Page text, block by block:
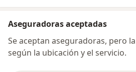
Aseguradoras aceptadas
Se aceptan aseguradoras, pero
según la ubicación y el servicio.